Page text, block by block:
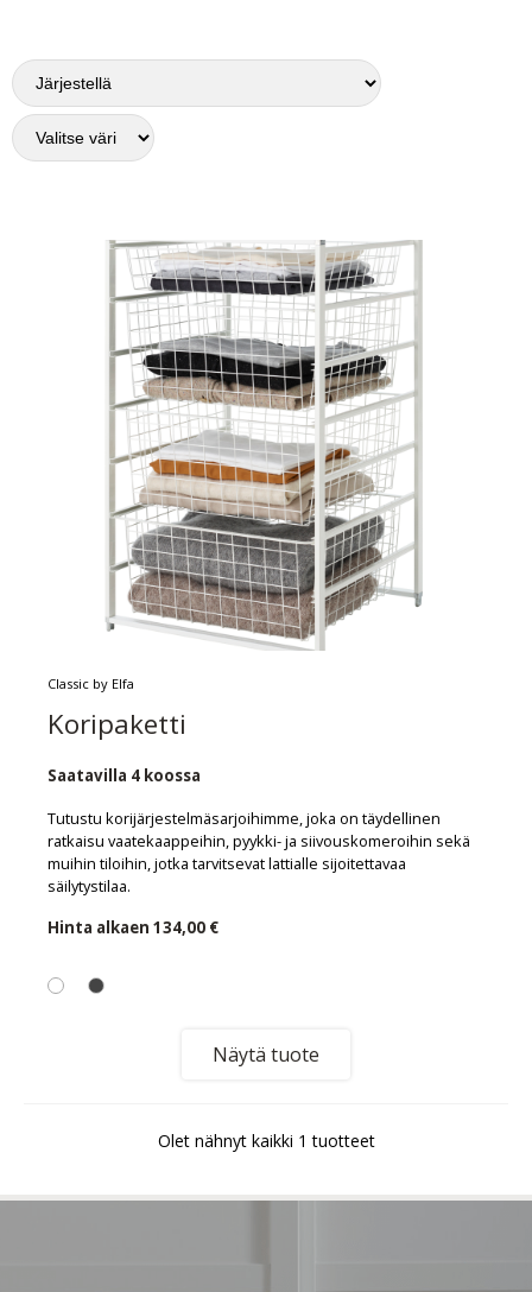
Classic by Elfa
Koripaketti
Saatavilla 4 koossa
Tutustu korijärjestelmäsarjoihimme, joka on täydellinen
ratkaisu vaatekaappeihin, pyykki- ja siivouskomeroihin sekä
muihin tiloihin, jotka tarvitsevat lattialle sijoitettavaa
säilytystilaa.
Hinta alkaen 134,00 €
Näytä tuote
Olet nähnyt kaikki 1 tuotteet